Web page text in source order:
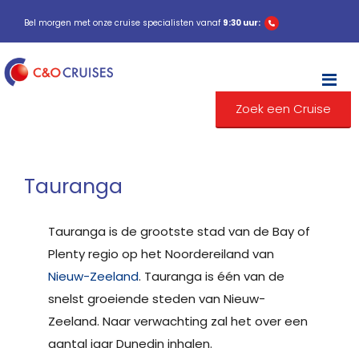
Bel morgen met onze cruise specialisten vanaf 9:30 uur:
Zoek een Cruise
Tauranga
Tauranga is de grootste stad van de Bay of
Plenty regio op het Noordereiland van
Nieuw-Zeeland. Tauranga is één van de
snelst groeiende steden van Nieuw-
Zeeland. Naar verwachting zal het over een
aantal jaar Dunedin inhalen.